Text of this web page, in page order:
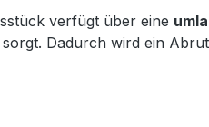
verfügt über eine
Dadurch wird ein